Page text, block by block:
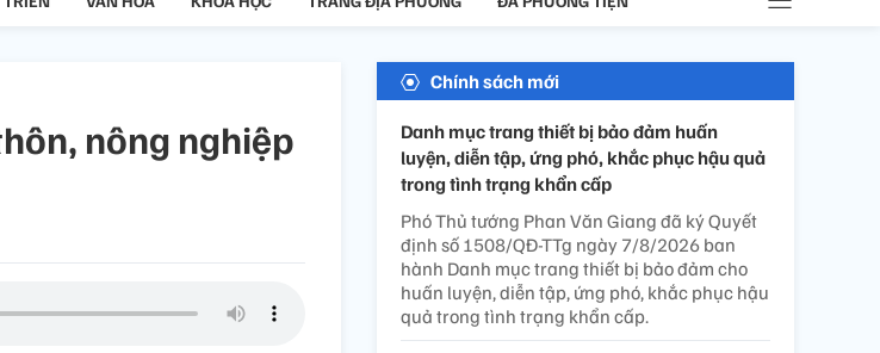
nông nghiệp
Chính sách mới
Danh mục trang thiết bị bảo đảm huấn
luyện, diễn tập, ứng phó, khắc phục hậu quả
trong tình trạng khẩn cấp
Phó Thủ tướng Phan Văn Giang đã ký Quyết
định số 1508/QĐ-TTg ngày 7/8/2026 ban
hành Danh mục trang thiết bị bảo đảm cho
huấn luyện, diễn tập, ứng phó, khắc phục hậu
quả trong tình trạng khẩn cấp.